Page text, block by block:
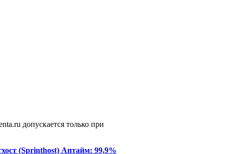
допускается только при
(Sprinthost) Аптайм: 99,9%